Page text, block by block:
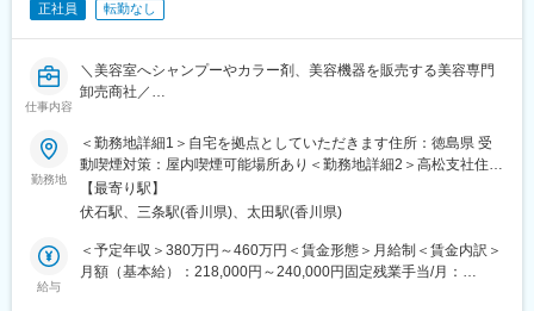
品）をレンタルするアメニティサポートシステムを提供している
会社です。
ご利用者への提供・回収・請求まで全て弊社で受け持っておりま
す。そのため医療・介護施設の業務負担の軽減もでき多くのメリ
ットがあります。拠点は北海道から九州まで展開し、毎年増収・
増益と確実に業績伸長しています。
変更の範囲：会社の定める業務
正社員 転勤なし
仕事内容
＼美容室へシャンプーやカラー剤、美容機器を販売する美容専門
卸売商社／
■業務内容：
理美容室向けのシャンプー・カラー剤・ヘアケア商品・美容機器
などを扱うルート営業をお任せします。
単なる商品販売ではなく、サロンの悩みや目指す姿に寄り添いな
がら、最適な提案・サポートを行う仕事です。
業界未経験の方でも、充実した研修とフォロー体制があるため安
勤務地
＜勤務地詳細1＞自宅を拠点としていただきます住所：徳島県 受
動喫煙対策：屋内喫煙可能場所あり＜勤務地詳細2＞高松支社住
所：香川県高松市伏石町2086-3 受動喫煙対策：敷地内全面禁煙変
更の範囲：会社の定める事業所
【最寄り駅】
伏石駅、三条駅(香川県)、太田駅(香川県)
給与
＜予定年収＞380万円～460万円＜賃金形態＞月給制＜賃金内訳＞
月額（基本給）：218,000円～240,000円固定残業手当/月：